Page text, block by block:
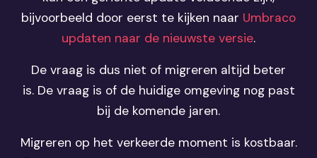
bijvoorbeeld door eerst te kijken naar Umbraco
updaten naar de nieuwste versie.
De vraag is dus niet of migreren altijd beter
is. De vraag is of de huidige omgeving nog past
bij de komende jaren.
Migreren op het verkeerde moment is kostbaar.